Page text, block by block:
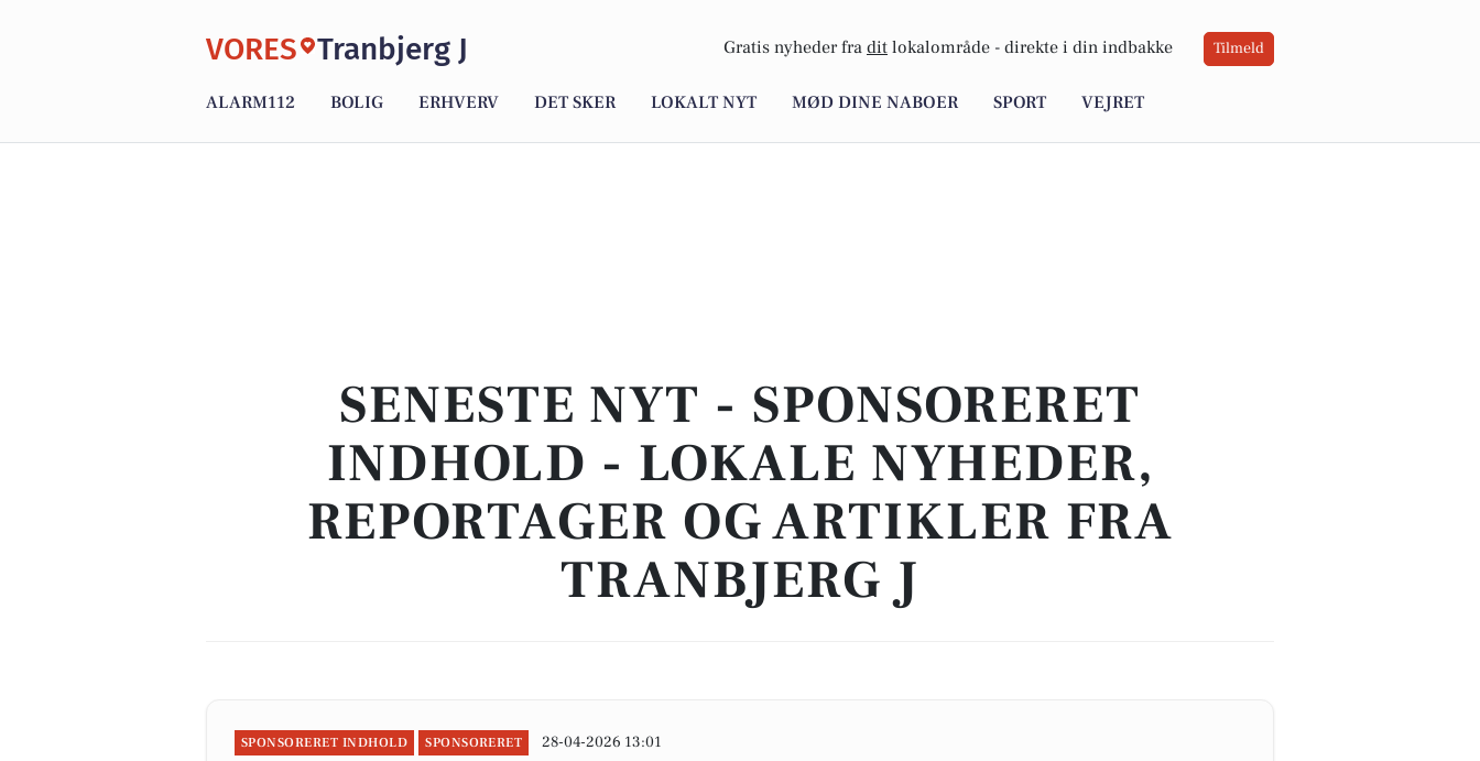
VORES Tranbjerg J Gratis nyheder fra dit lokalområde - direkte i din indbakke Tilmeld
ALARM112 BOLIG ERHVERV DET SKER LOKALT NYT MØD DINE NABOER SPORT VEJRET
SENESTE NYT - SPONSORERET
INDHOLD - LOKALE NYHEDER,
REPORTAGER OG ARTIKLER FRA
TRANBJERG J
SPONSORERET INDHOLD SPONSORERET 28-04-2026 13:01